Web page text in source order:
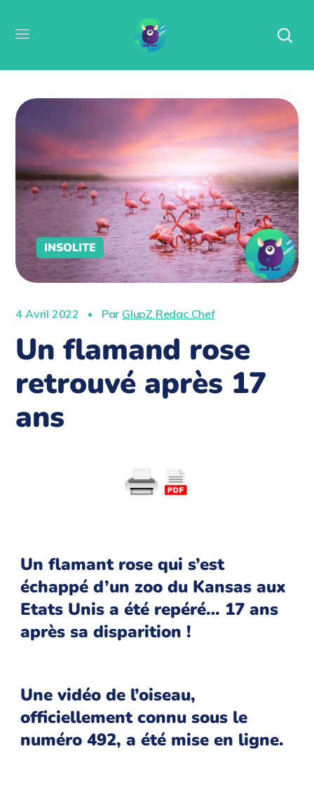
INSOLITE
4 Avril 2022 Par GlupZ Redac Chef
Un flamand rose
retrouvé après 17
ans
Un flamant rose qui s’est
échappé d’un zoo du Kansas aux
Etats Unis a été repéré… 17 ans
après sa disparition !
Une vidéo de l’oiseau,
officiellement connu sous le
numéro 492, a été mise en ligne.